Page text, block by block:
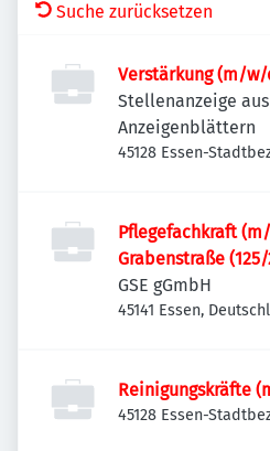
Suche zurücksetzen
Verstärkung (m/
Stellenanzeige
Anzeigenblättern
45128 Essen-
Pflegefachkraft
Grabenstraße
GSE gGmbH
45141 Essen,
Reinigungskräfte
45128 Essen-